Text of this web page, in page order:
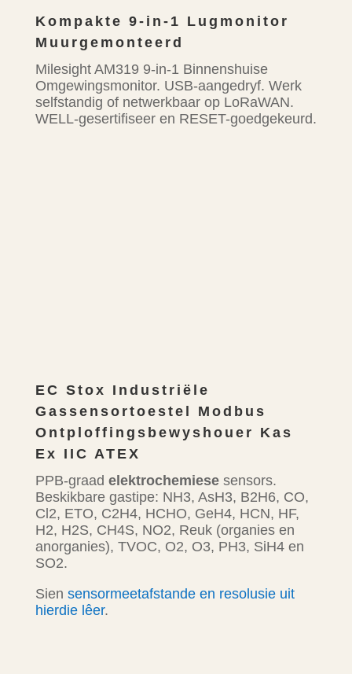
Kompakte 9-in-1 Lugmonitor
Muurgemonteerd
Milesight AM319 9-in-1 Binnenshuise
Omgewingsmonitor. USB-aangedryf. Werk
selfstandig of netwerkbaar op LoRaWAN.
WELL-gesertifiseer en RESET-goedgekeurd.
EC Stox Industriële
Gassensortoestel Modbus
Ontploffingsbewyshouer Kas
Ex IIC ATEX
PPB-graad elektrochemiesesensors.
Beskikbare gastipe: NH3, AsH3, B2H6, CO,
Cl2, ETO, C2H4, HCHO, GeH4, HCN, HF,
H2, H2S, CH4S, NO2, Reuk (organies en
anorganies), TVOC, O2, O3, PH3, SiH4 en
SO2.
Sien sensormeetafstande en resolusie uit
hierdie lêer.